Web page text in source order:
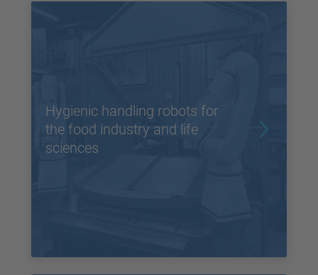
Hygienic handling robots for
the food industry and life
sciences